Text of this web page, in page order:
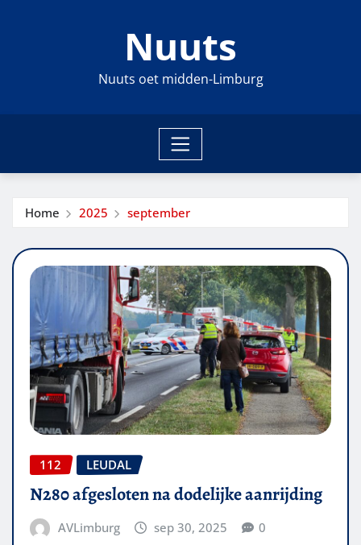
Nuuts
Nuuts oet midden-Limburg
Home 2025 september
112 LEUDAL
N280 afgesloten na dodelijke aanrijding
AVLimburg sep 30, 2025 0